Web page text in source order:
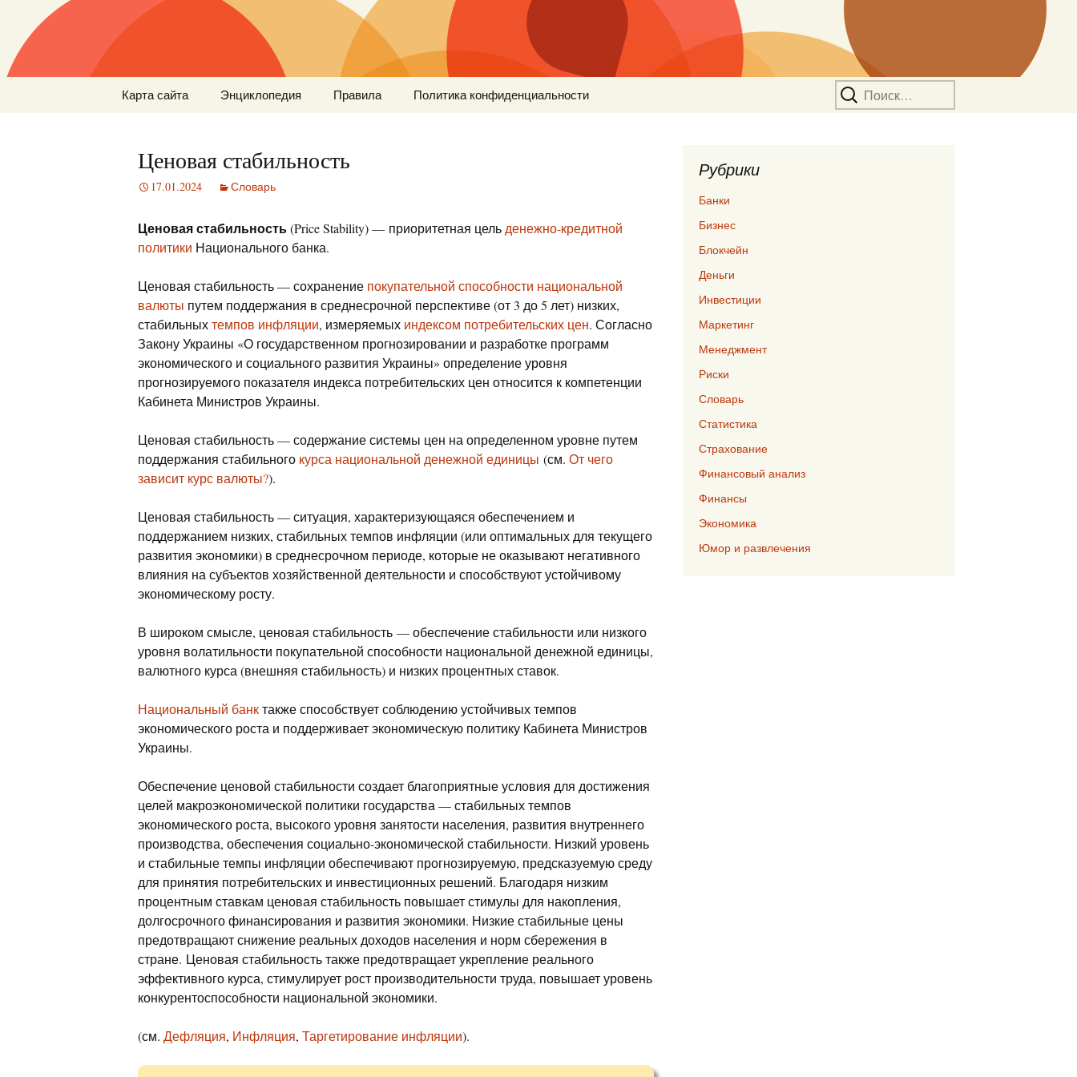
Карта сайта Энциклопедия Правила Политика конфиденциальности Найти:
Ценовая стабильность
17.01.2024 Словарь
Ценовая стабильность(Price Stability) — приоритетная цель денежно-кредитной
политики Национального банка.
Ценовая стабильность — сохранение покупательной способности национальной
валюты путем поддержания в среднесрочной перспективе (от 3 до 5 лет) низких,
стабильныхтемпов инфляции, измеряемых индексом потребительских цен. Согласно
Закону Украины «О государственном прогнозировании и разработке программ
экономического и социального развития Украины» определение уровня
прогнозируемого показателя индекса потребительских цен относится к компетенции
Кабинета Министров Украины.
Ценовая стабильность — содержание системы цен на определенном уровне путем
поддержания стабильного курса национальной денежной единицы (см. От чего
зависит курс валюты?).
Ценовая стабильность — ситуация, характеризующаяся обеспечением и
поддержанием низких, стабильных темпов инфляции (или оптимальных для текущего
развития экономики) в среднесрочном периоде, которые не оказывают негативного
влияния на субъектов хозяйственной деятельности и способствуют устойчивому
экономическому росту.
В широком смысле, ценовая стабильность — обеспечение стабильности или низкого
уровня волатильности покупательной способности национальной денежной единицы,
валютного курса (внешняя стабильность) и низких процентных ставок.
Национальный банктакже способствует соблюдению устойчивых темпов
экономического роста и поддерживает экономическую политику Кабинета Министров
Украины.
Обеспечение ценовой стабильности создает благоприятные условия для достижения
целей макроэкономической политики государства — стабильных темпов
экономического роста, высокого уровня занятости населения, развития внутреннего
производства, обеспечения социально-экономической стабильности. Низкий уровень
и стабильные темпы инфляции обеспечивают прогнозируемую, предсказуемую среду
для принятия потребительских и инвестиционных решений. Благодаря низким
процентным ставкам ценовая стабильность повышает стимулы для накопления,
долгосрочного финансирования и развития экономики. Низкие стабильные цены
предотвращают снижение реальных доходов населения и норм сбережения в
стране. Ценовая стабильность также предотвращает укрепление реального
эффективного курса, стимулирует рост производительности труда, повышает уровень
конкурентоспособности национальной экономики.
(см. Дефляция, Инфляция, Таргетирование инфляции).
Рубрики
Банки
Бизнес
Блокчейн
Деньги
Инвестиции
Маркетинг
Менеджмент
Риски
Словарь
Статистика
Страхование
Финансовый анализ
Финансы
Экономика
Юмор и развлечения